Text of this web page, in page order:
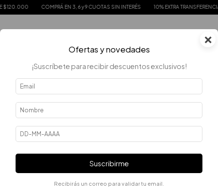
COMPRÁ EN 3, 6 y 9 CUOTAS SIN INTERÉS 10% EXTRA TRANSFERENCIA/EFECTIVO
Error - 404
La página que estás buscando no existe.
QUIZÁS TE INTERESEN LOS SIGUIENTES PRODUCTOS.
×
Ofertas y novedades
¡Suscríbete para recibir descuentos exclusivos!
Suscribirme
Recibirás un correo para validar tu email.